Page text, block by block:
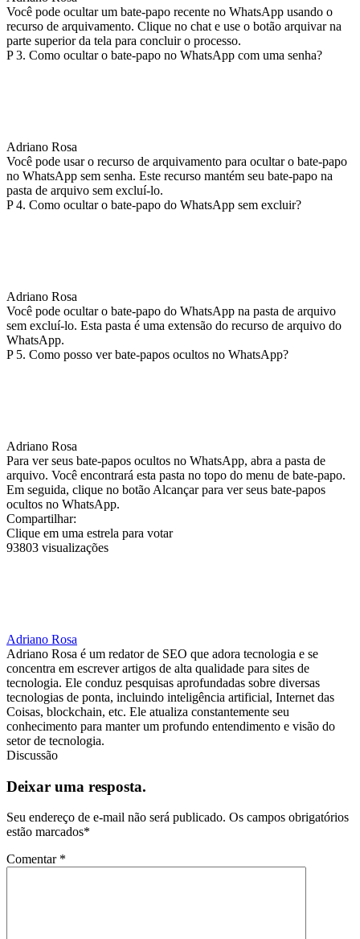
Você pode ocultar um bate-papo recente no WhatsApp usando o
recurso de arquivamento. Clique no chat e use o botão arquivar na
parte superior da tela para concluir o processo.
P 3. Como ocultar o bate-papo no WhatsApp com uma senha?
Adriano Rosa
Você pode usar o recurso de arquivamento para ocultar o bate-papo
no WhatsApp sem senha. Este recurso mantém seu bate-papo na
pasta de arquivo sem excluí-lo.
P 4. Como ocultar o bate-papo do WhatsApp sem excluir?
Adriano Rosa
Você pode ocultar o bate-papo do WhatsApp na pasta de arquivo
sem excluí-lo. Esta pasta é uma extensão do recurso de arquivo do
WhatsApp.
P 5. Como posso ver bate-papos ocultos no WhatsApp?
Adriano Rosa
Para ver seus bate-papos ocultos no WhatsApp, abra a pasta de
arquivo. Você encontrará esta pasta no topo do menu de bate-papo.
Em seguida, clique no botão Alcançar para ver seus bate-papos
ocultos no WhatsApp.
Compartilhar:
Clique em uma estrela para votar
93803 visualizações
Adriano Rosa
Adriano Rosa é um redator de SEO que adora tecnologia e se
concentra em escrever artigos de alta qualidade para sites de
tecnologia. Ele conduz pesquisas aprofundadas sobre diversas
tecnologias de ponta, incluindo inteligência artificial, Internet das
Coisas, blockchain, etc. Ele atualiza constantemente seu
conhecimento para manter um profundo entendimento e visão do
setor de tecnologia.
Discussão
Deixar uma resposta.
Seu endereço de e-mail não será publicado. Os campos obrigatórios
estão marcados*
Comentar *